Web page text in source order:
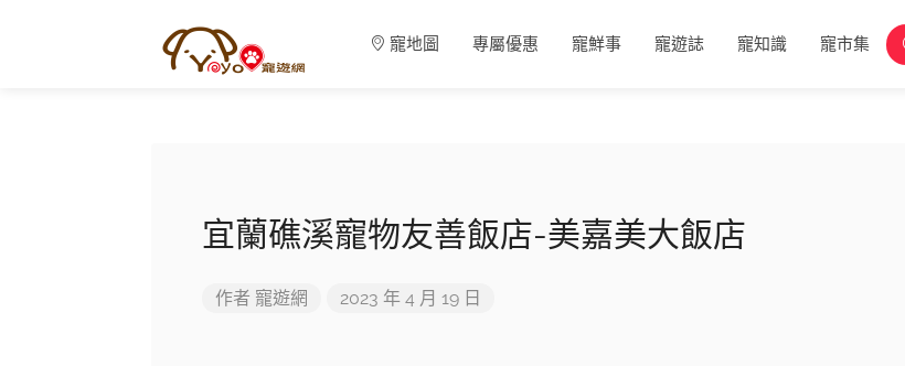
寵地圖 專屬優惠 寵鮮事 寵遊誌 寵知識 寵市集
宜蘭礁溪寵物友善飯店-美嘉美大飯店
作者 寵遊網 2023 年 4 月 19 日